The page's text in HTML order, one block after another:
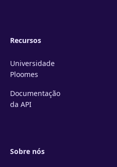
Recursos
Universidade
Ploomes
Documentação
da API
Sobre nós